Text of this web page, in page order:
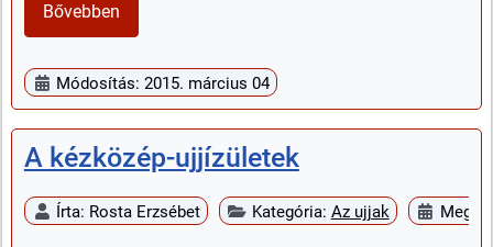
Bővebben
Módosítás: 2015. március 04
A kézközép-ujjízületek
Írta: Rosta Erzsébet Kategória: Az ujjak